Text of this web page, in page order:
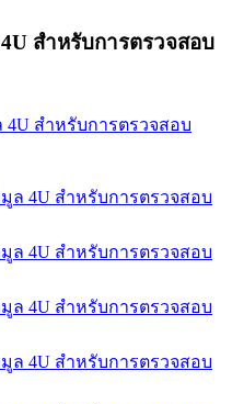
สำหรับการตรวจสอบ